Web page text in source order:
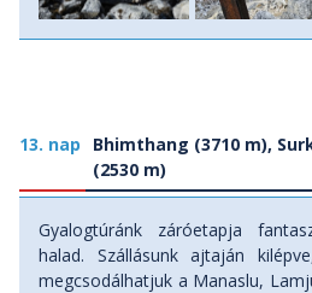
13. nap
Bhimthang (3710 m),
(2530 m)
Gyalogtúránk záróetapja
halad. Szállásunk ajtaján
megcsodálhatjuk a Manaslu,